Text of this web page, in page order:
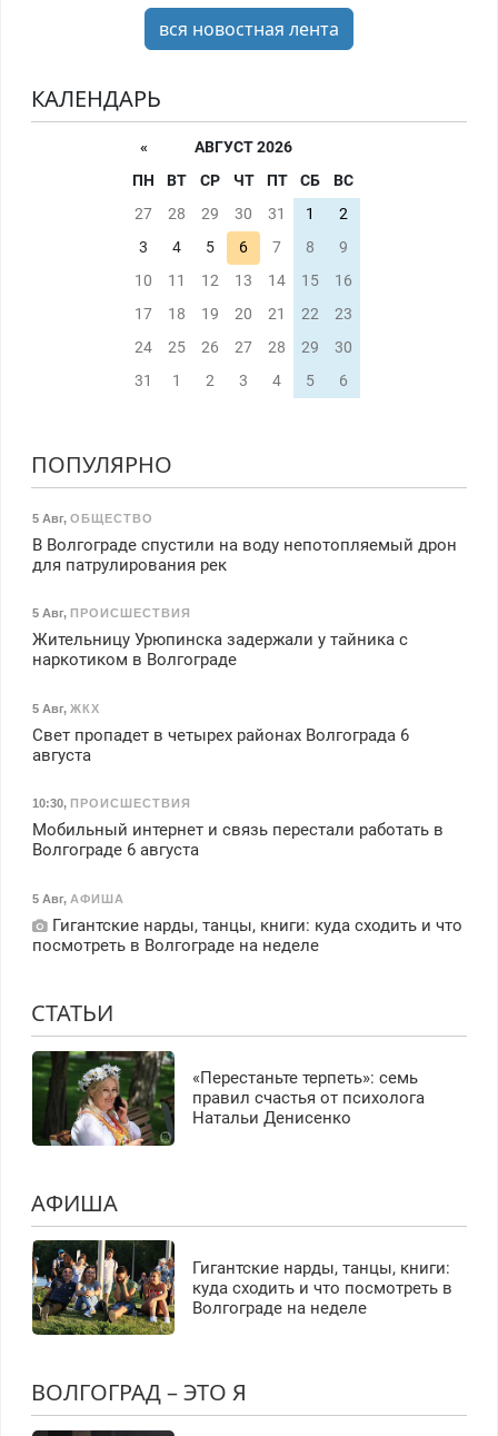
вся новостная лента
КАЛЕНДАРЬ
«
АВГУСТ 2026
ПН
ВТ СР ЧТ ПТ СБ
ВС
27
28 29 30 31 1
2
3
4 5 6 7 8
9
10
11 12 13 14 15
16
17
18 19 20 21 22
23
24
25 26 27 28 29
30
31
1 2 3 4 5 6
ПОПУЛЯРНО
5 Авг, ОБЩЕСТВО
В Волгограде спустили на воду непотопляемый дрон
для патрулирования рек
5 Авг, ПРОИСШЕСТВИЯ
Жительницу Урюпинска задержали у тайника с
наркотиком в Волгограде
5 Авг, ЖКХ
Свет пропадет в четырех районах Волгограда 6
августа
10:30, ПРОИСШЕСТВИЯ
Мобильный интернет и связь перестали работать в
Волгограде 6 августа
5 Авг, АФИША
Гигантские нарды, танцы, книги: куда сходить и что
посмотреть в Волгограде на неделе
СТАТЬИ
«Перестаньте терпеть»: семь
правил счастья от психолога
Натальи Денисенко
АФИША
Гигантские нарды, танцы, книги:
куда сходить и что посмотреть в
Волгограде на неделе
ВОЛГОГРАД – ЭТО Я